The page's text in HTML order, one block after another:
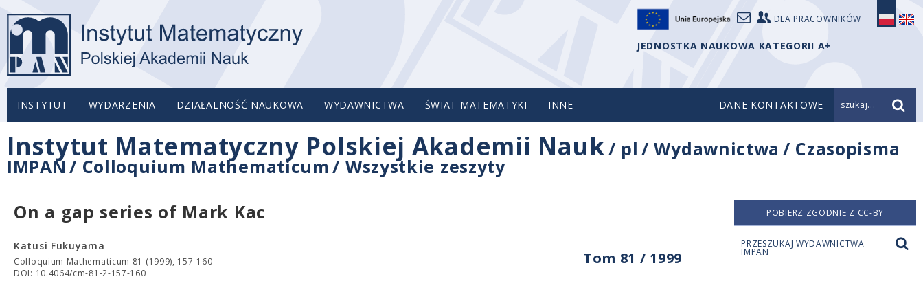
DLA PRACOWNIKÓW
JEDNOSTKA NAUKOWA KATEGORII A+
INSTYTUT WYDARZENIA DZIAŁALNOŚĆ NAUKOWA WYDAWNICTWA ŚWIAT MATEMATYKI INNE DANE KONTAKTOWE szukaj...
Instytut Matematyczny Polskiej Akademii Nauk/ pl /Wydawnictwa / Czasopisma
IMPAN / Colloquium Mathematicum/ Wszystkie zeszyty
On a gap series of Mark Kac
Tom 81 / 1999
Katusi Fukuyama
Colloquium Mathematicum 81 (1999), 157-160
DOI: 10.4064/cm-81-2-157-160
POBIERZ ZGODNIE Z CC-BY
PRZESZUKAJ WYDAWNICTWA
IMPAN